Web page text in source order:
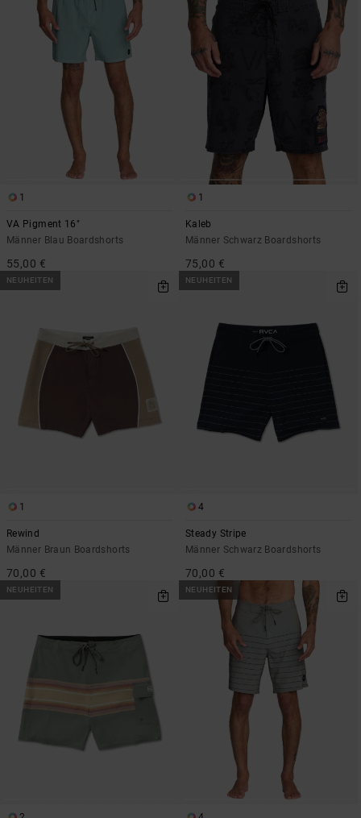
1
VA Pigment 16"
Männer Blau Boardshorts
55,00 €
1
Kaleb
Männer Schwarz Boardshorts
75,00 €
NEUHEITEN
1
Rewind
Männer Braun Boardshorts
70,00 €
NEUHEITEN
4
Steady Stripe
Männer Schwarz Boardshorts
70,00 €
NEUHEITEN NEUHEITEN